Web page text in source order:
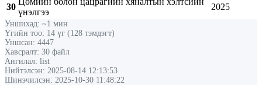
30
үнэлгээ
2025
Уншихад: ~1 мин
Үгийн тоо: 14 үг (128 тэмдэгт)
Уншсан: 4447
Хавсралт: 30 файл
Ангилал: list
Нийтэлсэн: 2025-08-14 12:13:53
Шинэчилсэн: 2025-10-30 11:48:22